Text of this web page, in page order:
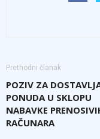
Prethodni članak
POZIV ZA
PONUDA U SKLOPU
NABAVKE
RAČUNARA